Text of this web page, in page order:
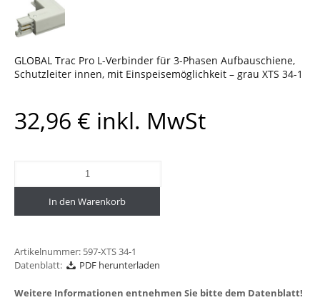
GLOBAL Trac Pro L-Verbinder für 3-Phasen Aufbauschiene,
Schutzleiter innen, mit Einspeisemöglichkeit – grau XTS 34-1
32,96 € inkl. MwSt
In den Warenkorb
Artikelnummer: 597-XTS 34-1
Datenblatt:
PDF herunterladen
Weitere Informationen entnehmen Sie bitte dem Datenblatt!